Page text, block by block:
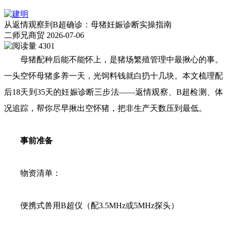
从返情观察到B超确诊：母猪妊娠诊断实操指南
二师兄商贸 2026-07-06
4301
母猪配种后能不能怀上，是猪场繁殖管理中最揪心的事。
一头空怀母猪多养一天，光饲料钱就白扔十几块。本文梳理配
后18天到35天的妊娠诊断三步法——返情观察、B超检测、体
况追踪，帮你尽早揪出空怀猪，把非生产天数压到最低。
事前准备
物资清单：
便携式兽用B超仪（配3.5MHz或5MHz探头）